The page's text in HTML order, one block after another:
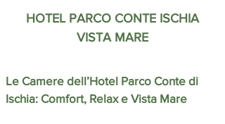
HOTEL PARCO CONTE ISCHIA
VISTA MARE
Le Camere dell’Hotel Parco Conte di
Ischia: Comfort, Relax e Vista Mare